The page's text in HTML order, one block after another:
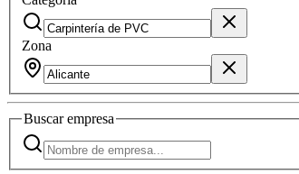
Zona
Buscarempresa